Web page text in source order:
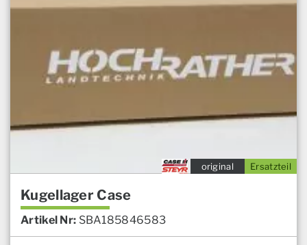
Ersatzteil
original
Kugellager Case
Artikel Nr: SBA185846583